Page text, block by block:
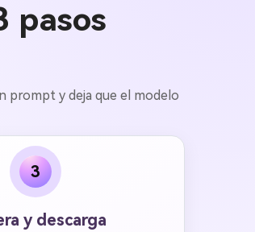
pasos
prompt y deja que el modelo
3
y descarga